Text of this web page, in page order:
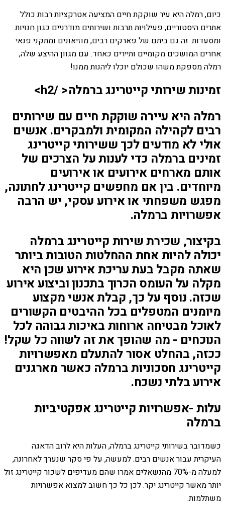
כיום, רמלה היא עיר שוקקת חיים המציעה אטרקציות רבות כולל
אתרים היסטוריים, פעילויות תרבות ושירותים מודרניים כגון חנויות
ומסעדות. זה גם ביתם של פארקים רבים, מוזיאונים ומתקני פנאי
אחרים המושכים מקומיים ותיירים כאחד. עם מגוון ההיצע שלה,
רמלה מספקת משהו שכולם יוכלו ליהנות ממנו!
זמינות שירותי קייטרינג ברמלה< /h2>
רמלה היא עיירה שוקקת חיים עם שירותים
רבים לקהילה המקומית ולמבקרים. אנשים
אולי לא מודעים לכך ששירותי קייטרינג
זמינים ברמלה כדי לענות על הצרכים של
אותם מארחים אירועים או אירועים
מיוחדים. בין אם מחפשים קייטרינג לחתונה,
מפגש משפחתי או אירוע עסקי, יש הרבה
אפשרויות ברמלה.
בקיצור, שכירת שירות קייטרינג ברמלה
יכולה להיות אחת ההחלטות הטובות ביותר
שאתה מקבל בעת עריכת אירוע שכן היא
מקלה על העומס הכרוך בתכנון וביצוע אירוע
שכזה. נוסף על כך, קבלת אנשי מקצוע
מיומנים המטפלים בכל ההיבטים הקשורים
לאוכל מבטיחה ארוחות באיכות גבוהה לכל
הנוכחים - מה שהופך את זה לשווה כל שקל!
ככזה, בהחלט אסור להתעלם מאפשרויות
קייטרינג חסכוניות ברמלה כאשר מארגנים
אירוע בלתי נשכח.
עלות -אפשרויות קייטרינג אפקטיביות
ברמלה
כשמדובר בשירותי קייטרינג ברמלה, העלות היא לרוב הדאגה
העיקרית עבור אנשים רבים. למעשה, על פי סקר שנערך לאחרונה,
למעלה מ-70% מהנשאלים אמרו שהם מעדיפים לשכור קייטרינג זול
יותר מאשר קייטרינג יקר. לכן כל כך חשוב למצוא אפשרויות
משתלמות.